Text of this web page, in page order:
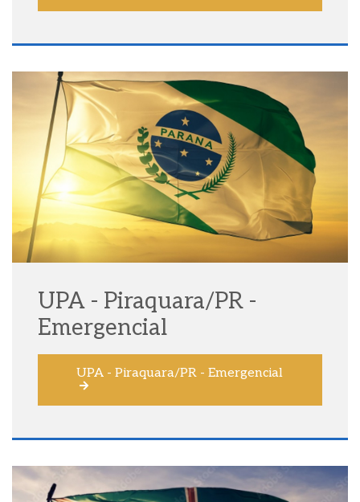
UPA - Piraquara/PR -
Emergencial
UPA - Piraquara/PR - Emergencial